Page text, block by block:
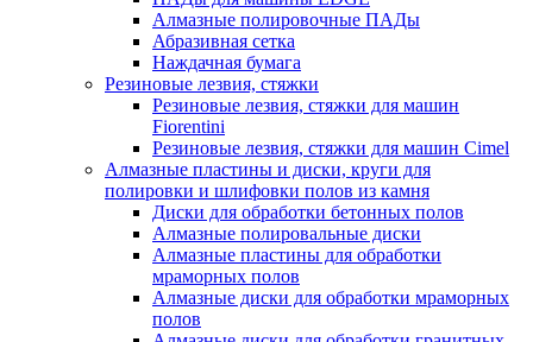
Алмазные полировочные ПАДы
Абразивная сетка
Наждачная бумага
Резиновые лезвия, стяжки
Резиновые лезвия, стяжки для машин
Fiorentini
Резиновые лезвия, стяжки для машин Cimel
Алмазные пластины и диски, круги для
полировки и шлифовки полов из камня
Диски для обработки бетонных полов
Алмазные полировальные диски
Алмазные пластины для обработки
мраморных полов
Алмазные диски для обработки мраморных
полов